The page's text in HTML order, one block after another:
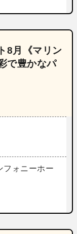
8月《マリン
で豊かなパ
フォニーホー